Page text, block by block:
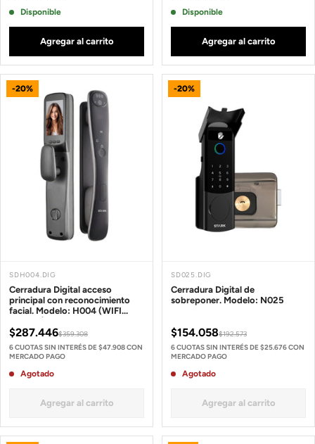
Disponible
Agregar al carrito
Disponible
Agregar al carrito
-20%
SDH004.DIG
Cerradura Digital acceso
principal con reconocimiento
facial. Modelo: H004 (WIFI
$287.446$359.308
6 CUOTAS SIN INTERÉS DE $47.908 CON
MERCADO PAGO
Agotado
Agregar al carrito
-20%
SD025.DIG
Cerradura Digital de
sobreponer. Modelo: N025
$154.058$192.573
6 CUOTAS SIN INTERÉS DE $25.676 CON
MERCADO PAGO
Agotado
Agregar al carrito